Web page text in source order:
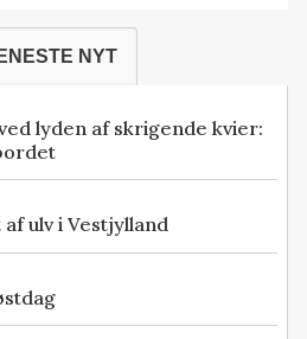
NYT
lyden af skrigende kvier:
ulv i Vestjylland